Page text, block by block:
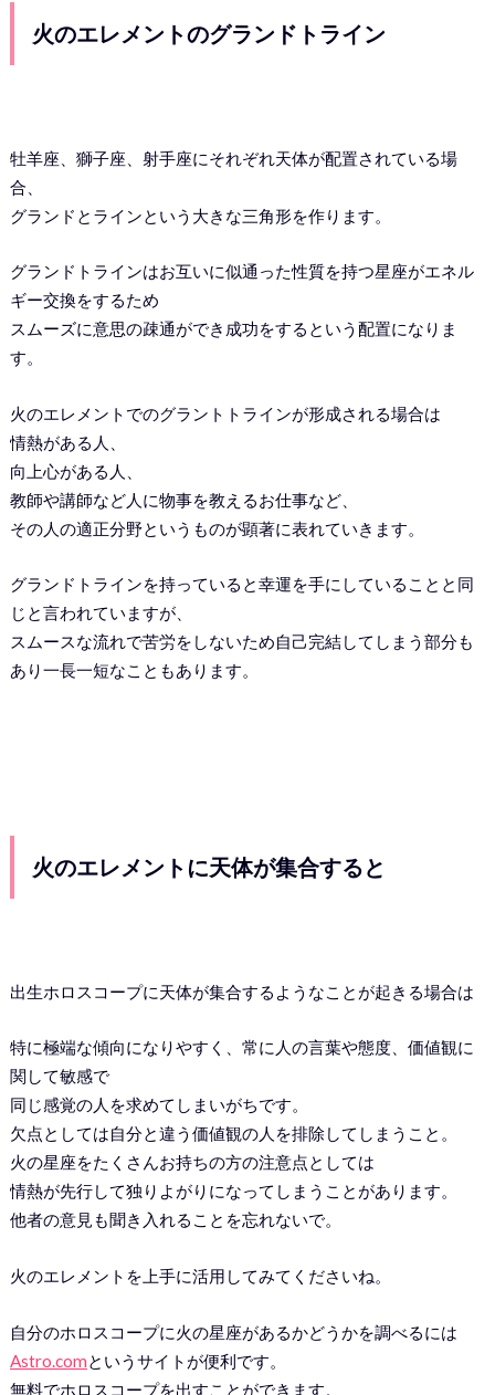
火のエレメントのグランドトライン
牡羊座、獅子座、射手座にそれぞれ天体が配置されている場
合、
グランドとラインという大きな三角形を作ります。
グランドトラインはお互いに似通った性質を持つ星座がエネル
ギー交換をするため
スムーズに意思の疎通ができ成功をするという配置になりま
す。
火のエレメントでのグラントトラインが形成される場合は
情熱がある人、
向上心がある人、
教師や講師など人に物事を教えるお仕事など、
その人の適正分野というものが顕著に表れていきます。
グランドトラインを持っていると幸運を手にしていることと同
じと言われていますが、
スムースな流れで苦労をしないため自己完結してしまう部分も
あり一長一短なこともあります。
火のエレメントに天体が集合すると
出生ホロスコープに天体が集合するようなことが起きる場合は
特に極端な傾向になりやすく、常に人の言葉や態度、価値観に
関して敏感で
同じ感覚の人を求めてしまいがちです。
欠点としては自分と違う価値観の人を排除してしまうこと。
火の星座をたくさんお持ちの方の注意点としては
情熱が先行して独りよがりになってしまうことがあります。
他者の意見も聞き入れることを忘れないで。
火のエレメントを上手に活用してみてくださいね。
自分のホロスコープに火の星座があるかどうかを調べるには
Astro.com というサイトが便利です。
無料でホロスコープを出すことができます。